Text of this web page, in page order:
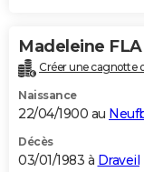
Madeleine
Créer une cagnotte
Naissance
22/04/1900 au
Décès
03/01/1983 à Draveil